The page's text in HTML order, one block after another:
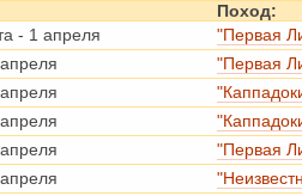
Поход:
- 1 апреля
"Первая
"Первая
"Первая